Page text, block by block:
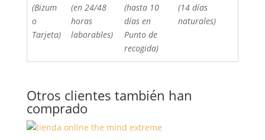
(Bizum
o
Tarjeta)
(en 24/48
horas
laborables)
(hasta 10
días en
Punto de
recogida)
(14 días
naturales)
Otros clientes también han
comprado